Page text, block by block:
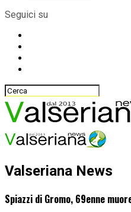
Seguici su
Valseriana News
Spiazzi di Gromo, 69enne